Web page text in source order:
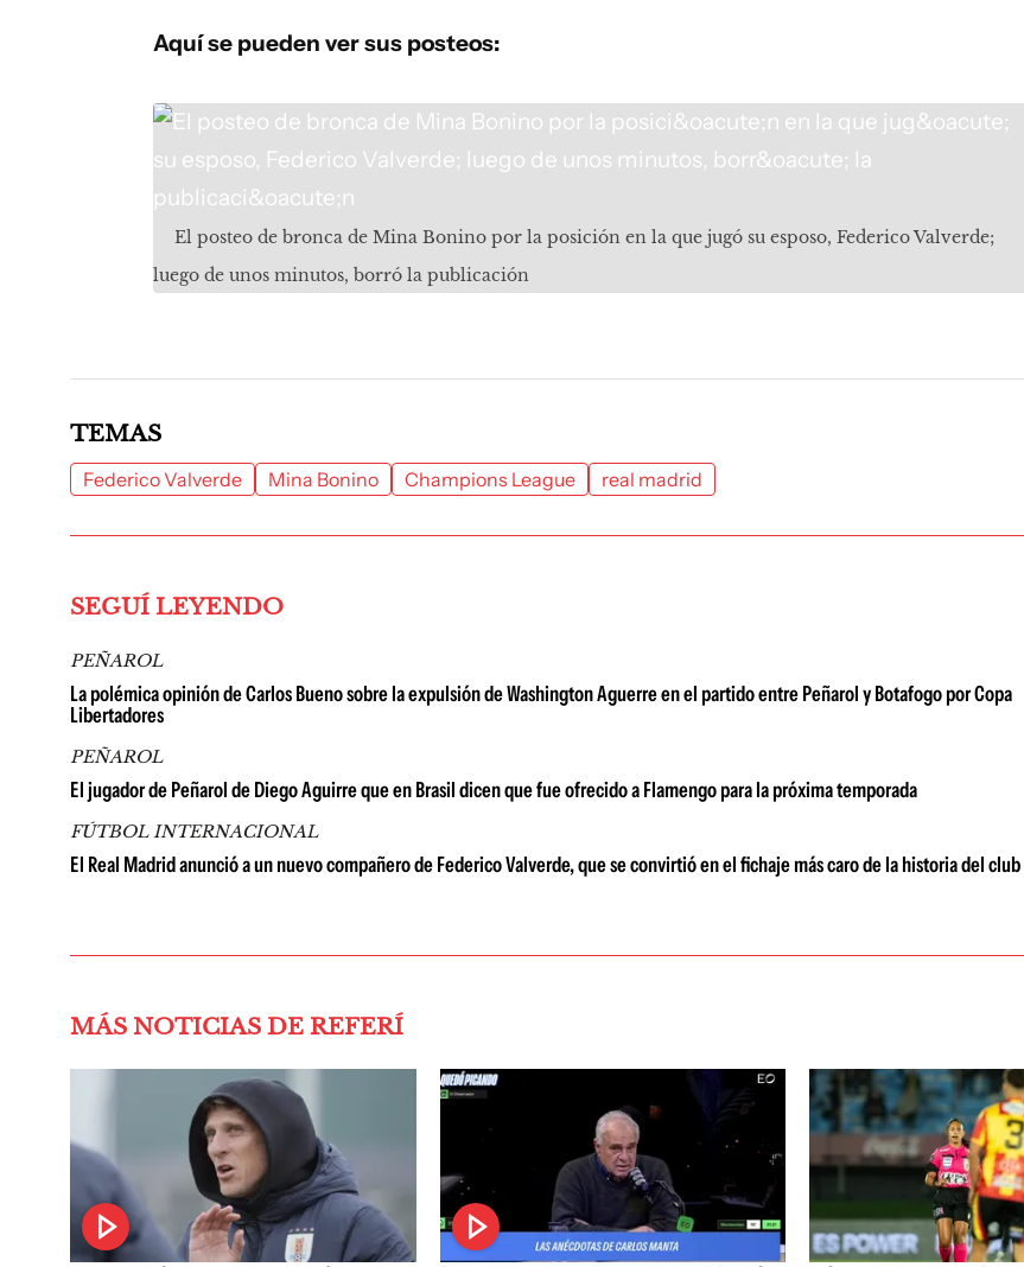
Aquí se pueden ver sus posteos:
El posteo de bronca de Mina Bonino por la posición en la que jugó su esposo, Federico Valverde;
luego de unos minutos, borró la publicación
TEMAS
Federico Valverde Mina Bonino Champions League real madrid
SEGUÍ LEYENDO
PEÑAROL
La polémica opinión de Carlos Bueno sobre la expulsión de Washington Aguerre en el partido entre Peñarol y Botafogo por Copa
Libertadores
PEÑAROL
El jugador de Peñarol de Diego Aguirre que en Brasil dicen que fue ofrecido a Flamengo para la próxima temporada
FÚTBOL INTERNACIONAL
El Real Madrid anunció a un nuevo compañero de Federico Valverde, que se convirtió en el fichaje más caro de la historia del club
MÁS NOTICIAS DE REFERÍ